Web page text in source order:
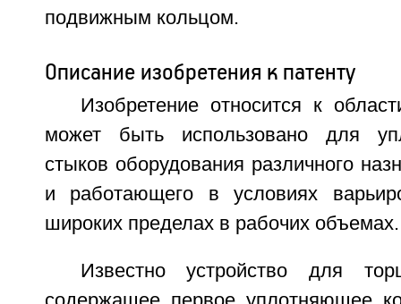
подвижным кольцом.
Описание изобретения к патенту
Изобретение относится к
может быть использовано для
стыков оборудования различного
и работающего в условиях
широких пределах в рабочих объемах.
Известно устройство для